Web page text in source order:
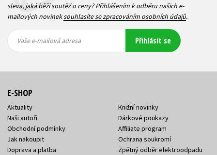
sleva, jaká běží soutěž o ceny? Přihlášením k odběru našich e-
mailových novineksouhlasíte se zpracováním osobních údajů.
mailová
mailová
Vaše e-mailová adresa Přihlásit se
E-SHOP
Aktuality
Naši autoři
Obchodní podmínky
Jak nakoupit
Doprava a platba
Knižní novinky
Dárkové poukazy
Affiliate program
Ochrana soukromí
Zpětný odběr elektroodpadu